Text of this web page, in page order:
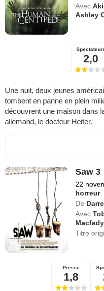
Avec
Ashley
2,0
Une nuit, deux jeunes
tombent en panne en plein
découvrent une maison dans
allemand, le docteur Heiter.
Saw 3
22
horreur
De
Avec
Titre
Presse
1,8